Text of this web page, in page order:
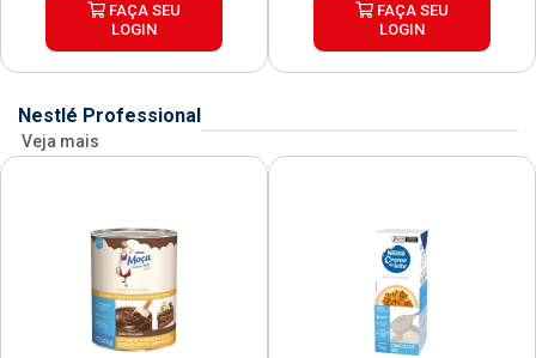
FAÇA SEU
LOGIN
FAÇA SEU
LOGIN
Nestlé Professional
Veja mais